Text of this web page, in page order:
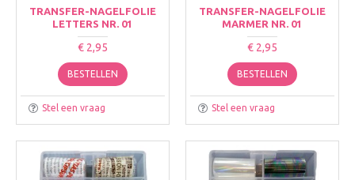
TRANSFER-NAGELFOLIE
LETTERS NR. 01
€ 2,95
BESTELLEN
Stel een vraag
TRANSFER-NAGELFOLIE
MARMER NR. 01
€ 2,95
BESTELLEN
Stel een vraag